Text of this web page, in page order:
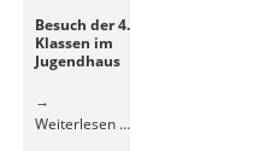
Besuch der 4.
Klassen im
Jugendhaus
Weiterlesen …Besuch